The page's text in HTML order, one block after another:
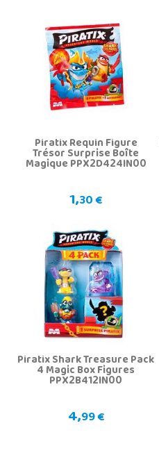
Piratix Requin Figure
Trésor Surprise Boîte
Magique PPX2D424IN00
1,30 €
Piratix Shark Treasure Pack
4 Magic Box Figures
PPX2B412IN00
4,99 €